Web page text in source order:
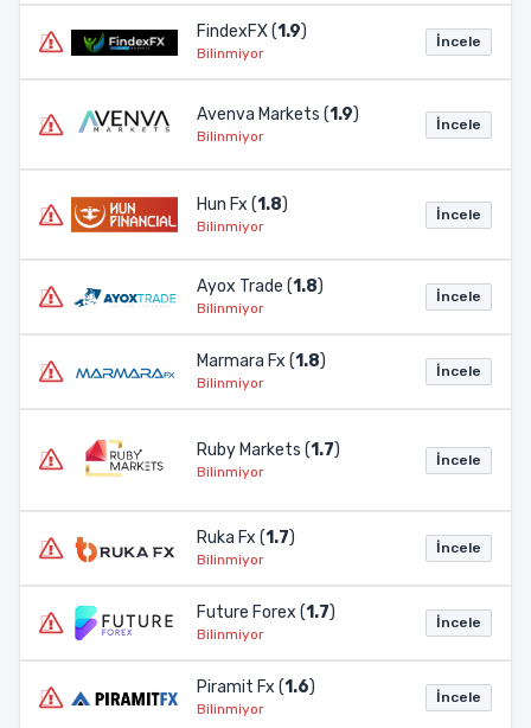
FindexFX (1.9)
Bilinmiyor
İncele
Avenva Markets (1.9)
Bilinmiyor
İncele
Hun Fx (1.8)
Bilinmiyor
İncele
Ayox Trade (1.8)
Bilinmiyor
İncele
Marmara Fx (1.8)
Bilinmiyor
İncele
Ruby Markets (1.7)
Bilinmiyor
İncele
Ruka Fx (1.7)
Bilinmiyor
İncele
Future Forex (1.7)
Bilinmiyor
İncele
Piramit Fx (1.6)
Bilinmiyor
İncele